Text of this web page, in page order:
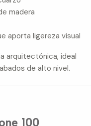
madera
aporta ligereza visual
arquitectónica, ideal
de alto nivel.
100